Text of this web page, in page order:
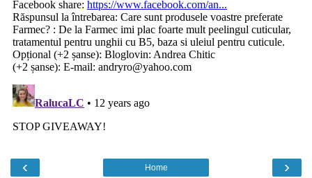
‹ ›
Home